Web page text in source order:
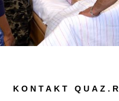
KONTAKT